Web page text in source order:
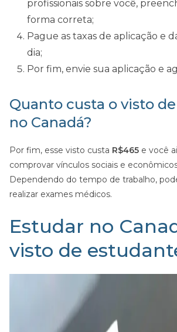
profissionais sobre você,
forma correta;
Pague as taxas de aplicação e
dia;
Por fim, envie sua aplicação e
Quanto custa o visto
no Canadá?
Por fim, esse visto custa R$465 e você
comprovar vínculos sociais e
Dependendo do tempo de trabalho,
realizar exames médicos.
Estudar no
visto de